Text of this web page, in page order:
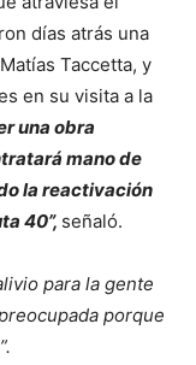
días atrás una
Taccetta, y
en su visita a la
una obra
mano de
la reactivación
40”, señaló.
para la gente
porque